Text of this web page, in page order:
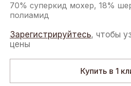
70% суперкид мохер, 18%
полиамид
Зарегистрируйтесь, чтобы
цены
Купить в 1